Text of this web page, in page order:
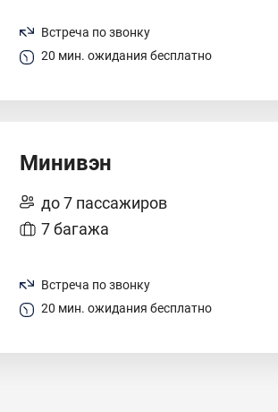
Встреча по звонку
20 мин. ожидания бесплатно
Минивэн
до 7 пассажиров
7 багажа
Встреча по звонку
20 мин. ожидания бесплатно